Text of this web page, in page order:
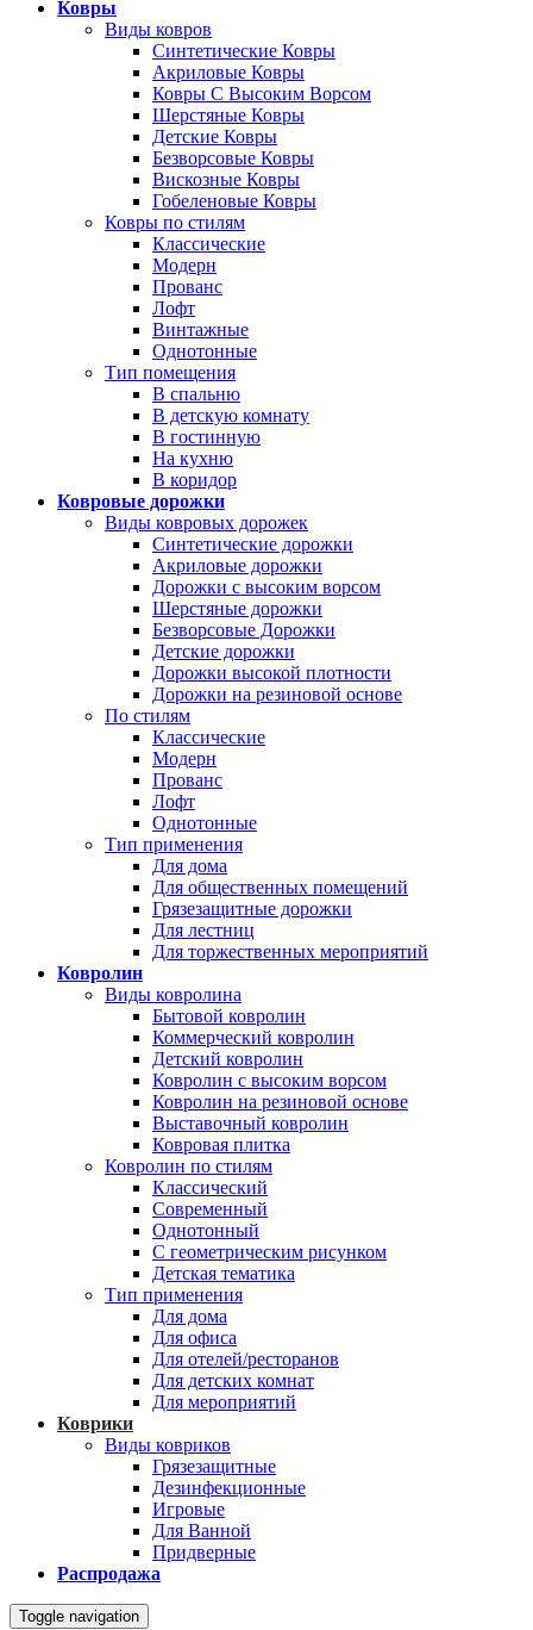
Ковры
Виды ковров
Синтетические Ковры
Акриловые Ковры
Ковры С Высоким Ворсом
Шерстяные Ковры
Детские Ковры
Безворсовые Ковры
Вискозные Ковры
Гобеленовые Ковры
Ковры по стилям
Классические
Модерн
Прованс
Лофт
Винтажные
Однотонные
Тип помещения
В спальню
В детскую комнату
В гостинную
На кухню
В коридор
Ковровые дорожки
Виды ковровых дорожек
Синтетические дорожки
Акриловые дорожки
Дорожки с высоким ворсом
Шерстяные дорожки
Безворсовые Дорожки
Детские дорожки
Дорожки высокой плотности
Дорожки на резиновой основе
По стилям
Классические
Модерн
Прованс
Лофт
Однотонные
Тип применения
Для дома
Для общественных помещений
Грязезащитные дорожки
Для лестниц
Для торжественных мероприятий
Ковролин
Виды ковролина
Бытовой ковролин
Коммерческий ковролин
Детский ковролин
Ковролин с высоким ворсом
Ковролин на резиновой основе
Выставочный ковролин
Ковровая плитка
Ковролин по стилям
Классический
Современный
Однотонный
С геометрическим рисунком
Детская тематика
Тип применения
Для дома
Для офиса
Для отелей/ресторанов
Для детских комнат
Для мероприятий
Коврики
Виды ковриков
Грязезащитные
Дезинфекционные
Игровые
Для Ванной
Придверные
Распродажа
Toggle navigation